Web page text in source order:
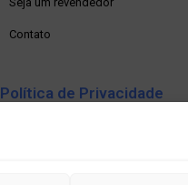
Contato
Política de Privacidade